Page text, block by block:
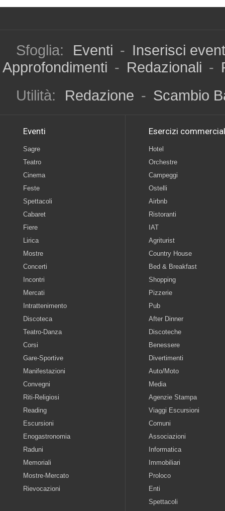
Sfoglia: Eventi - Inserisci
Approfondimenti - Redazionali -
Utilità:
Redazione - Scambio
Eventi
Sagre
Teatro
Cinema
Feste
Spettacoli
Cabaret
Fiere
Lirica
Mostre
Concerti
Incontri
Mercati
Intrattenimento
Discoteca
Teatro-Danza
Corsi
Gare-Sportive
Manifestazioni
Convegni
Riti-Religiosi
Reading
Escursioni
Enogastronomia
Raduni
Memoriali
Mostre-Mercato
Rievocazioni
Esercizi
Hotel
Orchestre
Campeggi
Ostelli
Airbnb
Ristoranti
IAT
Agriturist
Country House
Bed & Breakfast
Shopping
Pizzerie
Pub
After Dinner
Discoteche
Benessere
Divertimenti
Auto/Moto
Media
Agenzie Stampa
Viaggi Escursioni
Comuni
Associazioni
Informatica
Immobiliari
Proloco
Enti
Spettacoli